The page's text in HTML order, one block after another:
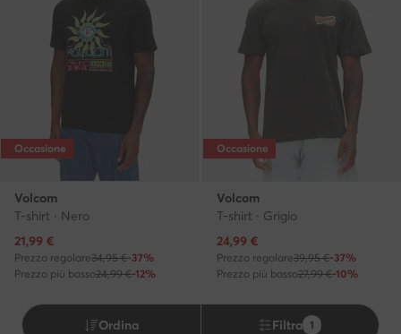
Occasione
Volcom
T-shirt · Nero
Prezzo attuale
21,99 €
Prezzo regolare34,95 €-37%
Prezzo più basso24,99 €-12%
Occasione
Volcom
T-shirt · Grigio
Prezzo attuale
24,99 €
Prezzo regolare39,95 €-37%
Prezzo più basso27,99 €-10%
Ordina Filtra 1